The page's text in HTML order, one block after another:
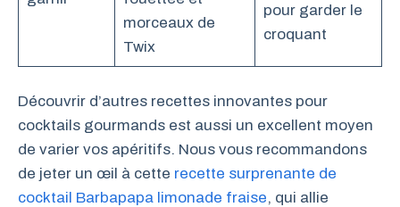
morceaux de
Twix
pour garder le
croquant
Découvrir d’autres recettes innovantes pour
cocktails gourmands est aussi un excellent moyen
de varier vos apéritifs. Nous vous recommandons
de jeter un œil à cette recette surprenante de
cocktail Barbapapa limonade fraise, qui allie